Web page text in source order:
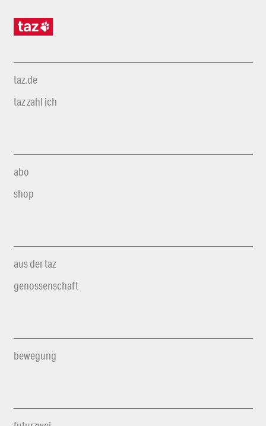
taz.de
taz zahl ich
abo
shop
aus der taz
genossenschaft
bewegung